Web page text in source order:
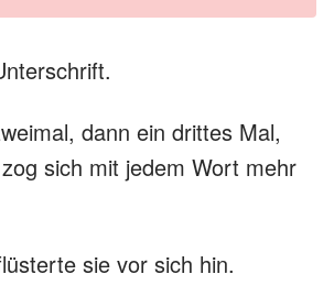
dann ein drittes Mal,
sich mit jedem Wort mehr
sie vor sich hin.